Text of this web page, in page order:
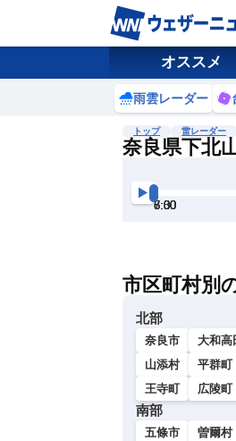
オススメ
雨雲レーダー
トップ 雷レーダー
奈良県下北
5:30
6:00
6:30
7:00
7:30
8:00
市区町村別
北部
奈良市 大和高
山添村
平群町
王寺町
広陵町
南部
五條市 曽爾村